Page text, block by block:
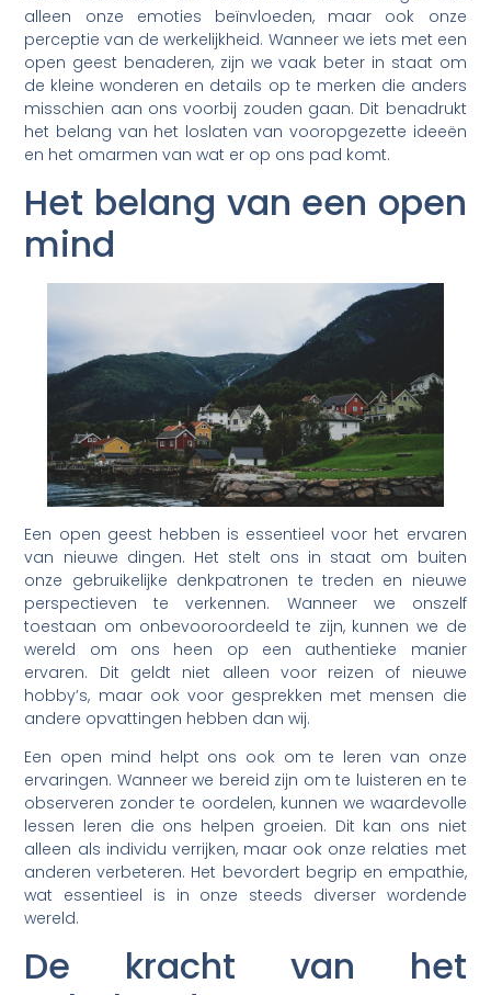
alleen onze emoties beïnvloeden, maar ook onze
perceptie van de werkelijkheid. Wanneer we iets met een
open geest benaderen, zijn we vaak beter in staat om
de kleine wonderen en details op te merken die anders
misschien aan ons voorbij zouden gaan. Dit benadrukt
het belang van het loslaten van vooropgezette ideeën
en het omarmen van wat er op ons pad komt.
Het belang van een open
mind
Een open geest hebben is essentieel voor het ervaren
van nieuwe dingen. Het stelt ons in staat om buiten
onze gebruikelijke denkpatronen te treden en nieuwe
perspectieven te verkennen. Wanneer we onszelf
toestaan om onbevooroordeeld te zijn, kunnen we de
wereld om ons heen op een authentieke manier
ervaren. Dit geldt niet alleen voor reizen of nieuwe
hobby’s, maar ook voor gesprekken met mensen die
andere opvattingen hebben dan wij.
Een open mind helpt ons ook om te leren van onze
ervaringen. Wanneer we bereid zijn om te luisteren en te
observeren zonder te oordelen, kunnen we waardevolle
lessen leren die ons helpen groeien. Dit kan ons niet
alleen als individu verrijken, maar ook onze relaties met
anderen verbeteren. Het bevordert begrip en empathie,
wat essentieel is in onze steeds diverser wordende
wereld.
De kracht van het